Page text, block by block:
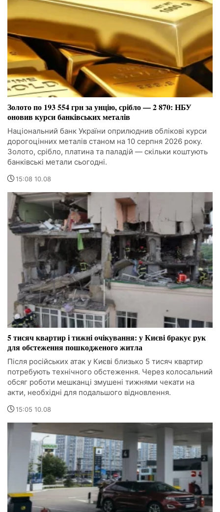
Золото по 193 554 грн за унцію, срібло — 2 870: НБУ
оновив курси банківських металів
Національний банк України оприлюднив облікові курси
дорогоцінних металів станом на 10 серпня 2026 року.
Золото, срібло, платина та паладій — скільки коштують
банківські метали сьогодні.
15:08 10.08
5 тисяч квартир і тижні очікування: у Києві бракує рук
для обстеження пошкодженого житла
Після російських атак у Києві близько 5 тисяч квартир
потребують технічного обстеження. Через колосальний
обсяг роботи мешканці змушені тижнями чекати на
акти, необхідні для подальшого відновлення.
15:05 10.08